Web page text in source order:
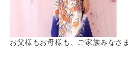
お父様もお母様も、ご家族みなさ